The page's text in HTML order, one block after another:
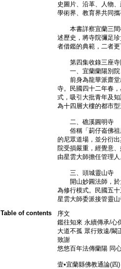
史圖片、沿革、人物
學術界、教育界共同
本書詳察宜蘭三間
述歷史，將寺院彌足
者借鑑的典範，二者
第四集收錄三座寺
一、宜蘭蘭陽別院
前身為龍華派齋堂
寺。民國四十二年春
式，吸引大批青年及
為十四層大樓的都市
二、礁溪圓明寺
俗稱「莿仔崙佛祖
的尼眾道場，並分衍
院受損嚴重，經覺意
由星雲大師擔任管理
三、頭城靈山寺
開山妙圓法師，於
為修行模式。民國五
星雲大師委派接管靈
Table of contents
序文
鑑往知來 永續傳承/心
大道不孤 眾行致遠/闞
致謝
悠悠百年法傳蘭陽 同
壹•宜蘭縣佛教通論(四)